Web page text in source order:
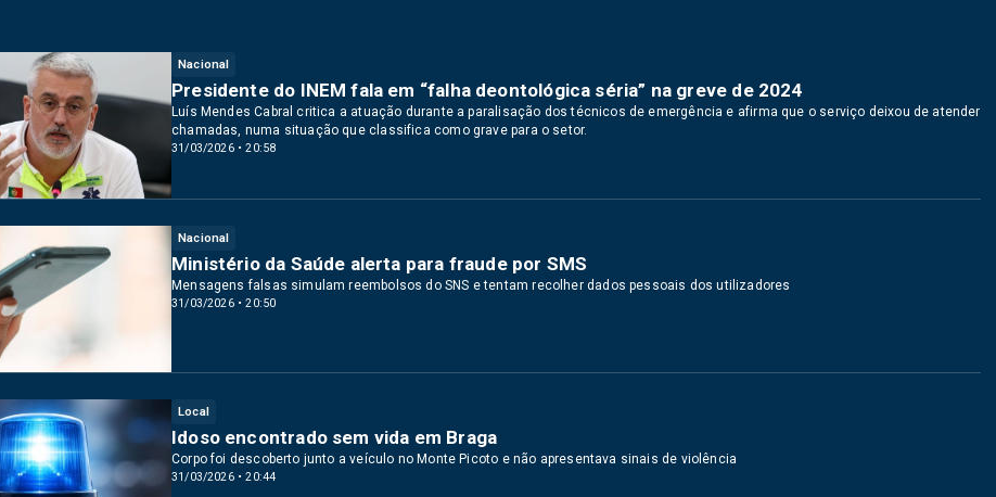
Nacional
31/03/2026 • 20:58
Presidente do INEM fala em “falha deontológica séria” na greve de 2024
Luís Mendes Cabral critica a atuação durante a paralisação dos técnicos de emergência e afirma que o serviço deixou de atender
chamadas, numa situação que classifica como grave para o setor.
Nacional
31/03/2026 • 20:50
Ministério da Saúde alerta para fraude por SMS
Mensagens falsas simulam reembolsos do SNS e tentam recolher dados pessoais dos utilizadores
Local
31/03/2026 • 20:44
Idoso encontrado sem vida em Braga
Corpo foi descoberto junto a veículo no Monte Picoto e não apresentava sinais de violência